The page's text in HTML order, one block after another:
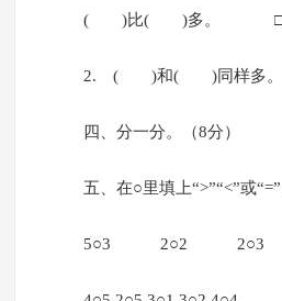
( )比( )多
2. ( )和( )同样多
四、分一分。（8分）
五、在○里填上“>”“<”或“=”
5○3 2○2